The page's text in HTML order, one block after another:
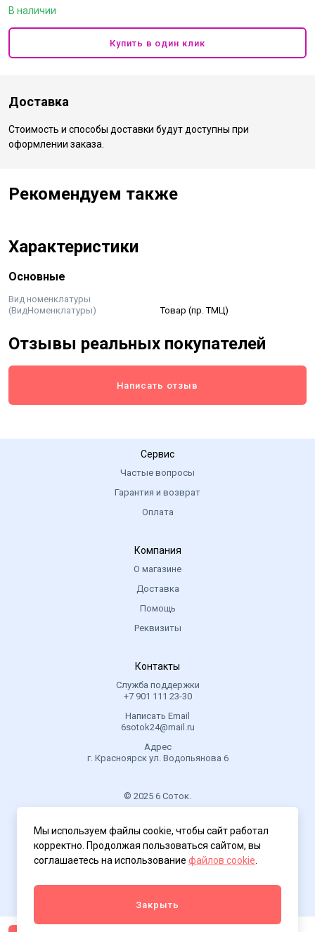
В наличии
Купить в один клик
Доставка
Стоимость и способы доставки будут доступны при
оформлении заказа.
Рекомендуем также
Характеристики
Основные
Вид номенклатуры
(ВидНоменклатуры)
Товар (пр. ТМЦ)
Отзывы реальных покупателей
Написать отзыв
Сервис
Частые вопросы
Гарантия и возврат
Оплата
Компания
О магазине
Доставка
Помощь
Реквизиты
Контакты
Служба поддержки
+7 901 111 23-30
Написать Email
6sotok24@mail.ru
Адрес
г. Красноярск ул. Водопьянова 6
© 2025 6 Соток.
.
Политика конфиденциальности
Мы используем файлы cookie, чтобы сайт работал
корректно. Продолжая пользоваться сайтом, вы
соглашаетесь на использование файлов cookie
Закрыть